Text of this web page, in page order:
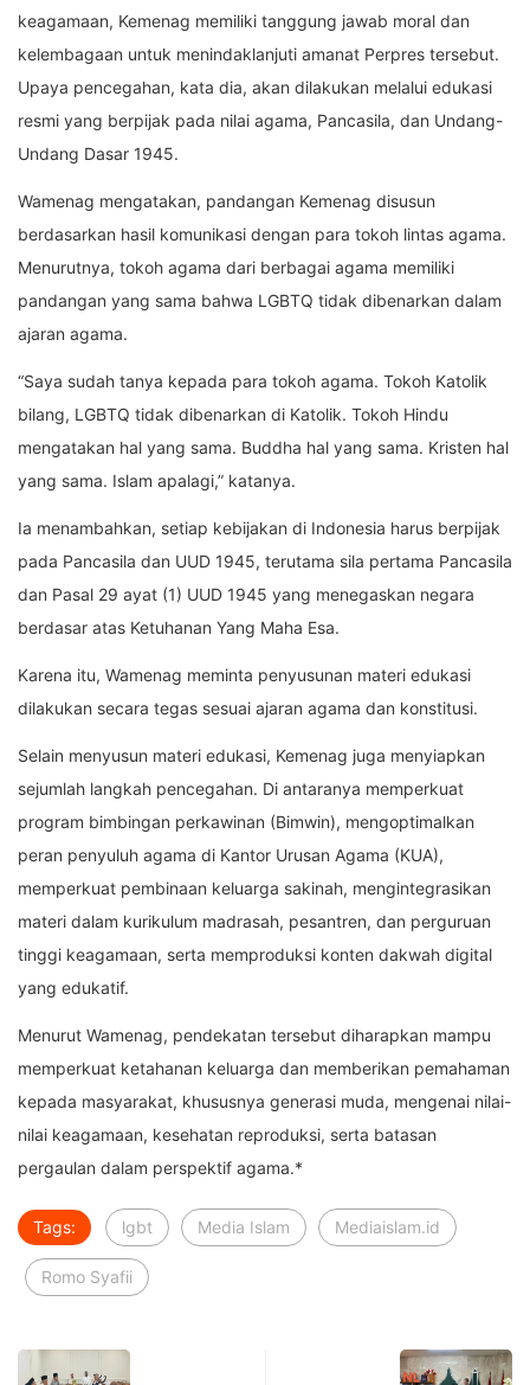
keagamaan, Kemenag memiliki tanggung jawab moral dan
kelembagaan untuk menindaklanjuti amanat Perpres tersebut.
Upaya pencegahan, kata dia, akan dilakukan melalui edukasi
resmi yang berpijak pada nilai agama, Pancasila, dan Undang-
Undang Dasar 1945.
Wamenag mengatakan, pandangan Kemenag disusun
berdasarkan hasil komunikasi dengan para tokoh lintas agama.
Menurutnya, tokoh agama dari berbagai agama memiliki
pandangan yang sama bahwa LGBTQ tidak dibenarkan dalam
ajaran agama.
“Saya sudah tanya kepada para tokoh agama. Tokoh Katolik
bilang, LGBTQ tidak dibenarkan di Katolik. Tokoh Hindu
mengatakan hal yang sama. Buddha hal yang sama. Kristen hal
yang sama. Islam apalagi,” katanya.
Ia menambahkan, setiap kebijakan di Indonesia harus berpijak
pada Pancasila dan UUD 1945, terutama sila pertama Pancasila
dan Pasal 29 ayat (1) UUD 1945 yang menegaskan negara
berdasar atas Ketuhanan Yang Maha Esa.
Karena itu, Wamenag meminta penyusunan materi edukasi
dilakukan secara tegas sesuai ajaran agama dan konstitusi.
Selain menyusun materi edukasi, Kemenag juga menyiapkan
sejumlah langkah pencegahan. Di antaranya memperkuat
program bimbingan perkawinan (Bimwin), mengoptimalkan
peran penyuluh agama di Kantor Urusan Agama (KUA),
memperkuat pembinaan keluarga sakinah, mengintegrasikan
materi dalam kurikulum madrasah, pesantren, dan perguruan
tinggi keagamaan, serta memproduksi konten dakwah digital
yang edukatif.
Menurut Wamenag, pendekatan tersebut diharapkan mampu
memperkuat ketahanan keluarga dan memberikan pemahaman
kepada masyarakat, khususnya generasi muda, mengenai nilai-
nilai keagamaan, kesehatan reproduksi, serta batasan
pergaulan dalam perspektif agama.*
Tags: lgbt Media Islam Mediaislam.id
Romo Syafii